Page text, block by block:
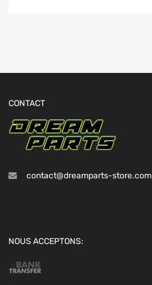
CONTACT
contact@dreamparts-store.com
NOUS ACCEPTONS: